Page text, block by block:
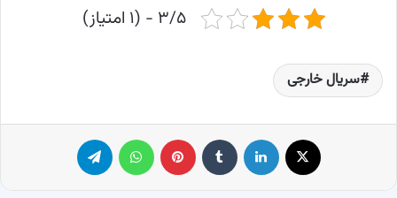
۳/۵ - (۱ امتیاز)
سریال خارجی
لینکدین ‫تامبلر پینترست